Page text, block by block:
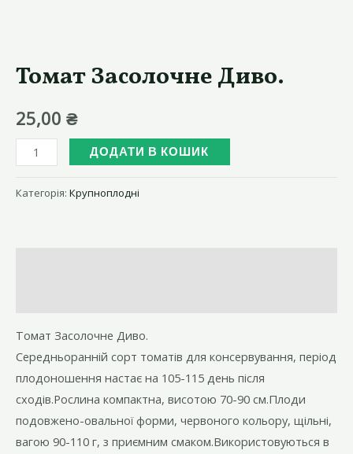
Томат Засолочне Диво.
25,00 ₴
Томат
Засолочне
Диво.
ДОДАТИ В КОШИК
Категорія: Крупноплодні
Томат Засолочне Диво.
Середньоранній сорт томатів для консервування, період
плодоношення настає на 105-115 день після
сходів.Рослина компактна, висотою 70-90 см.Плоди
подовжено-овальної форми, червоного кольору, щільні,
вагою 90-110 г, з приємним смаком.Використовуються в